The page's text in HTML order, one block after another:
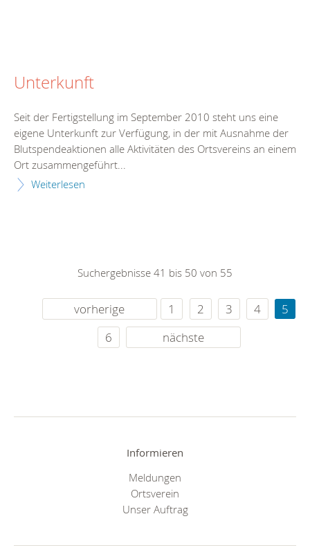
Unterkunft
Seit der Fertigstellung im September 2010 steht uns eine
eigene Unterkunft zur Verfügung, in der mit Ausnahme der
Blutspendeaktionen alle Aktivitäten des Ortsvereins an einem
Ort zusammengeführt...
Weiterlesen
Suchergebnisse 41 bis 50 von 55
vorherige 1 2 3 4
5
6
nächste
Informieren
Meldungen
Ortsverein
Unser Auftrag